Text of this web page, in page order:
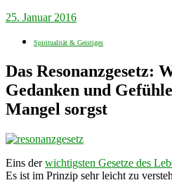
25. Januar 2016
Spiritualität & Geistiges
Das Resonanzgesetz:
Gedanken und
Mangel sorgst
Eins derwichtigsten Gesetze des
Es ist im Prinzip sehr leicht zu